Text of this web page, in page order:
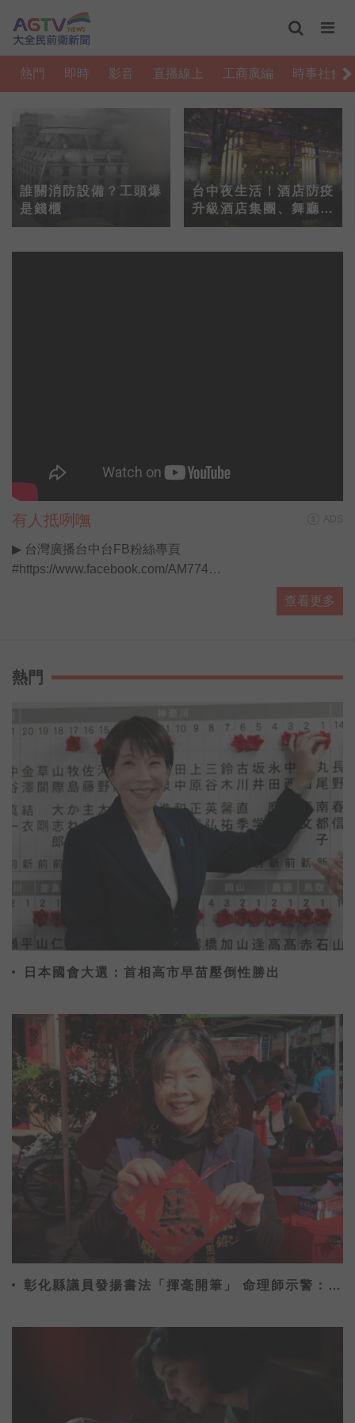
熱門 即時 影音 直播線上 工商廣編 時事社會
誰關消防設備？工頭爆
是錢櫃
台中夜生活！酒店防疫
升級酒店集團、舞廳、
ktv停業14天
有人抵咧嘸
▶ 台灣廣播台中台FB粉絲專頁
#https://www.facebook.com/AM774
的選擇，陪伴你的每星期。
#開啟直播小鈴鐺不漏掉最新消息
查看更多
熱門
日本國會大選：首相高市早苗壓倒性勝出
彰化縣議員發揚書法「揮毫開筆」 命理師示警：不